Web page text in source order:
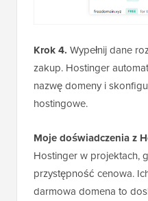
Krok 4. Wypełnij dane
zakup. Hostinger
nazwę domeny i
hostingowe.
Moje doświadczenia z
Hostinger w projektach,
przystępność cenowa.
darmowa domena to